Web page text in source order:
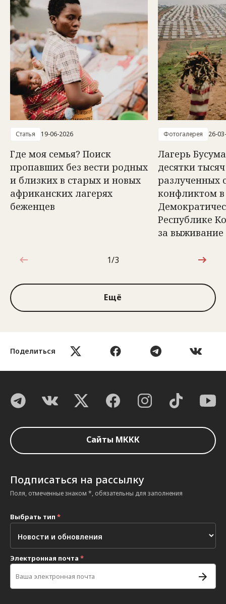
Поделиться
Статья 19-06-2026
Где моя семья? Поиск
пропавших без вести родных
и близких в старых и новых
африканских лагерях
беженцев
Фотогалерея 26-
Лагерь
десятки
разлученных
конфликтом в
Республике
за выживание
1 из 3
1/3
Ещё
Сайты МККК
Подписаться на рассылку
Поля, отмеченные знаком *, обязательны для заполнения
Выбрать тип *
Электронная почта *